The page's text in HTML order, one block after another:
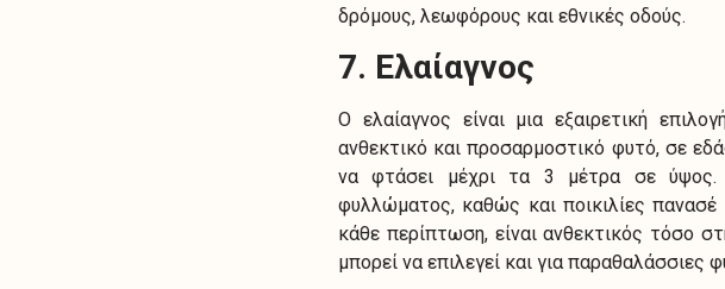
δρόμους, λεωφόρους και εθνικές οδούς.
7. Ελαίαγνος
Ο ελαίαγνος είναι μια εξαιρετική
ανθεκτικό και προσαρμοστικό φυτό, σε
να φτάσει μέχρι τα 3 μέτρα σε ύψος.
φυλλώματος, καθώς και ποικιλίες
κάθε περίπτωση, είναι ανθεκτικός τόσο
μπορεί να επιλεγεί και για παραθαλάσσιες